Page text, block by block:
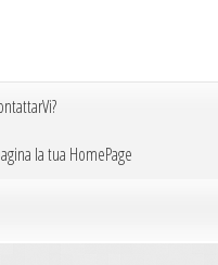
la tua HomePage